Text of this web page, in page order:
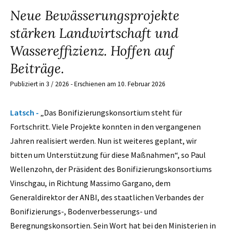
Neue Bewässerungsprojekte
stärken Landwirtschaft und
Wassereffizienz. Hoffen auf
Beiträge.
Publiziert in 3 / 2026 - Erschienen am 10. Februar 2026
Latsch - „Das Bonifizierungskonsortium steht für
Fortschritt. Viele Projekte konnten in den vergangenen
Jahren realisiert werden. Nun ist weiteres geplant, wir
bitten um Unterstützung für diese Maßnahmen“, so Paul
Wellenzohn, der Präsident des Bonifizierungskonsortiums
Vinschgau, in Richtung Massimo Gargano, dem
Generaldirektor der ANBI, des staatlichen Verbandes der
Bonifizierungs-, Bodenverbesserungs- und
Beregnungskonsortien. Sein Wort hat bei den Ministerien in